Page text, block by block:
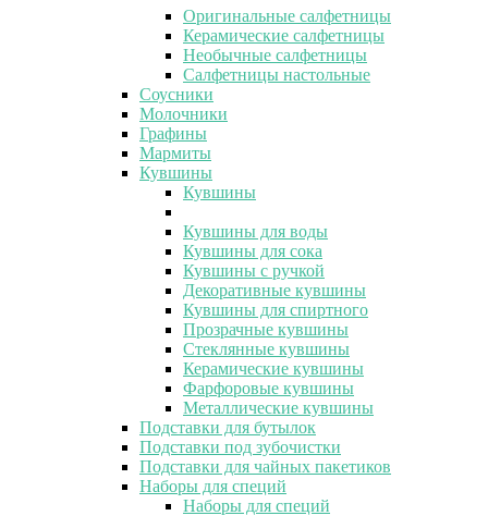
Оригинальные салфетницы
Керамические салфетницы
Необычные салфетницы
Салфетницы настольные
Соусники
Молочники
Графины
Мармиты
Кувшины
Кувшины
Кувшины для воды
Кувшины для сока
Кувшины с ручкой
Декоративные кувшины
Кувшины для спиртного
Прозрачные кувшины
Стеклянные кувшины
Керамические кувшины
Фарфоровые кувшины
Металлические кувшины
Подставки для бутылок
Подставки под зубочистки
Подставки для чайных пакетиков
Наборы для специй
Наборы для специй